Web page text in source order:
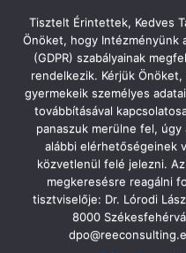
Tatabányai
2025.
Jelentkezés A
Megosztás Tweet
Tisztelt Érintettek, Kedves
Önöket, hogy Intézményünk
(GDPR) szabályainak
rendelkezik. Kérjük
gyermekeik személyes
továbbításával
panaszuk merülne fel,
alábbi elérhetőségeinek
közvetlenül felé jelezni.
megkeresésre reagálni
tisztviselője: Dr. Lórodi
8000